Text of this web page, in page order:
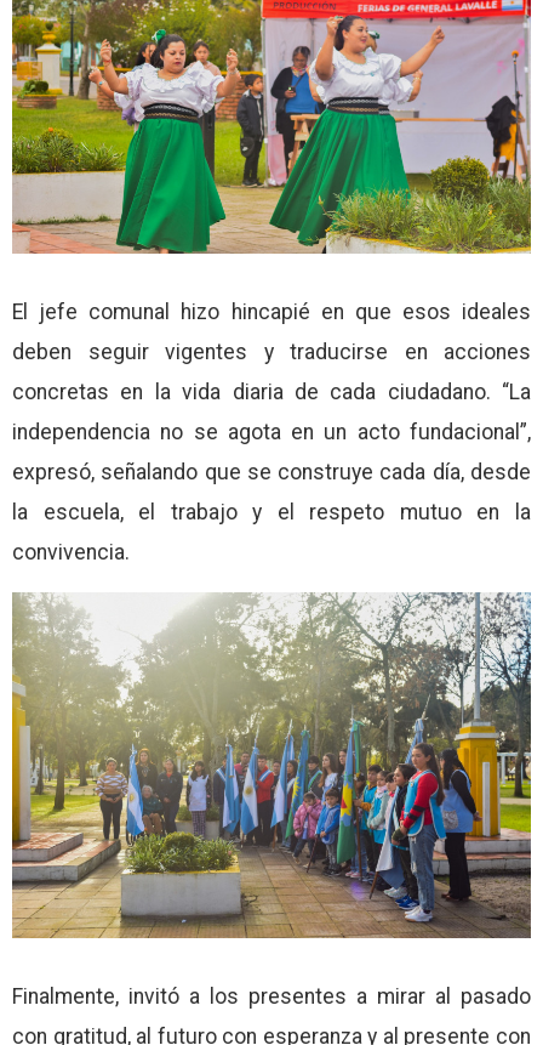
El jefe comunal hizo hincapié en que esos ideales
deben seguir vigentes y traducirse en acciones
concretas en la vida diaria de cada ciudadano. “La
independencia no se agota en un acto fundacional”,
expresó, señalando que se construye cada día, desde
la escuela, el trabajo y el respeto mutuo en la
convivencia.
Finalmente, invitó a los presentes a mirar al pasado
con gratitud, al futuro con esperanza y al presente con